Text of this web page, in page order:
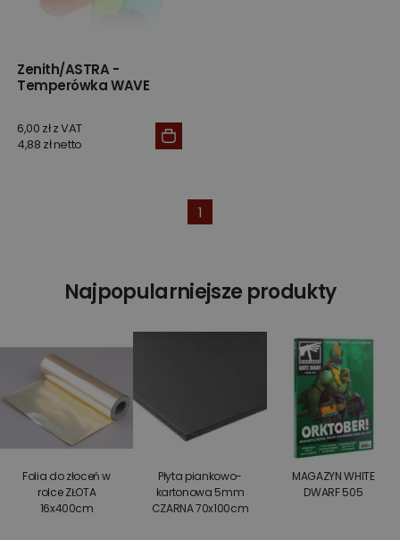
Zenith/ASTRA -
Temperówka WAVE
6,00 zł z VAT
4,88 zł netto
1
Najpopularniejsze produkty
Folia do złoceń w
rolce ZŁOTA
16x400cm
Płyta piankowo-
kartonowa 5mm
CZARNA 70x100cm
MAGAZYN WHITE
DWARF 505